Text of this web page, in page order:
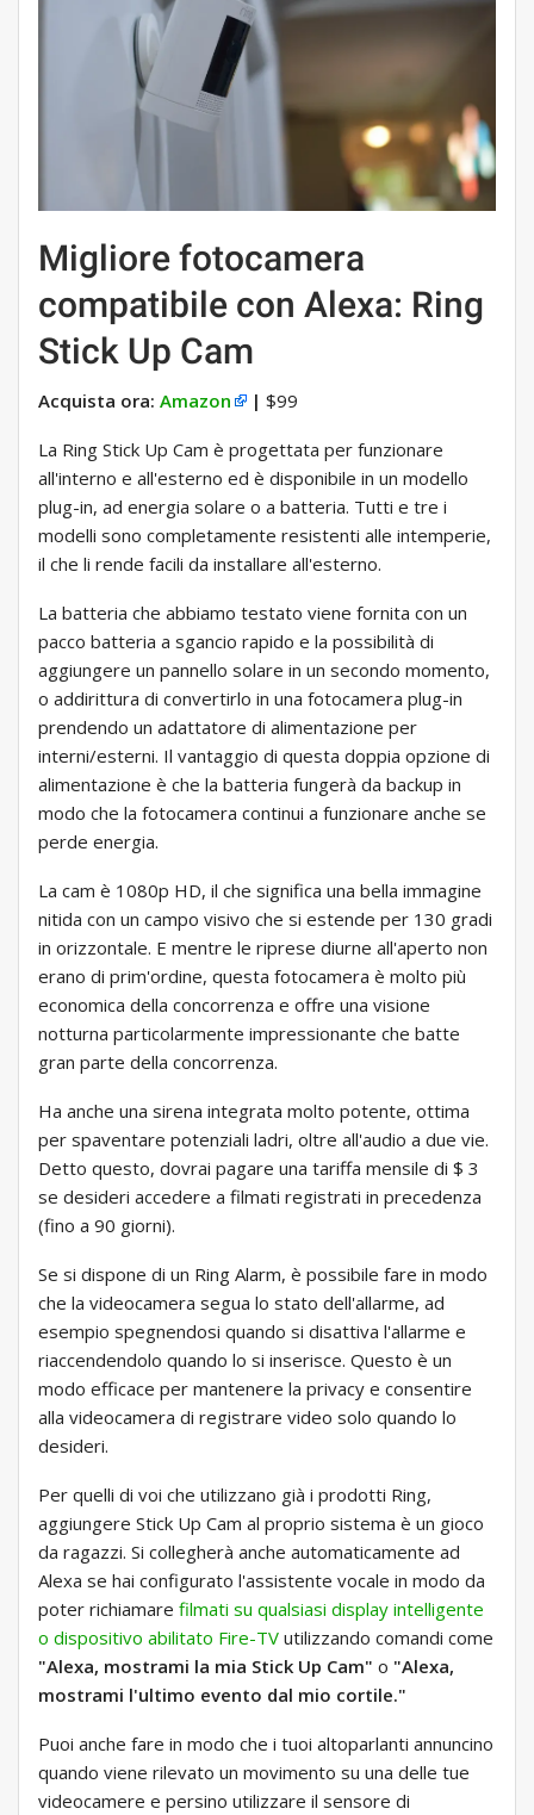
Migliore fotocamera
compatibile con Alexa: Ring
Stick Up Cam
Acquista ora: Amazon | $99
La Ring Stick Up Cam è progettata per funzionare
all'interno e all'esterno ed è disponibile in un modello
plug-in, ad energia solare o a batteria. Tutti e tre i
modelli sono completamente resistenti alle intemperie,
il che li rende facili da installare all'esterno.
La batteria che abbiamo testato viene fornita con un
pacco batteria a sgancio rapido e la possibilità di
aggiungere un pannello solare in un secondo momento,
o addirittura di convertirlo in una fotocamera plug-in
prendendo un adattatore di alimentazione per
interni/esterni. Il vantaggio di questa doppia opzione di
alimentazione è che la batteria fungerà da backup in
modo che la fotocamera continui a funzionare anche se
perde energia.
La cam è 1080p HD, il che significa una bella immagine
nitida con un campo visivo che si estende per 130 gradi
in orizzontale. E mentre le riprese diurne all'aperto non
erano di prim'ordine, questa fotocamera è molto più
economica della concorrenza e offre una visione
notturna particolarmente impressionante che batte
gran parte della concorrenza.
Ha anche una sirena integrata molto potente, ottima
per spaventare potenziali ladri, oltre all'audio a due vie.
Detto questo, dovrai pagare una tariffa mensile di $ 3
se desideri accedere a filmati registrati in precedenza
(fino a 90 giorni).
Se si dispone di un Ring Alarm, è possibile fare in modo
che la videocamera segua lo stato dell'allarme, ad
esempio spegnendosi quando si disattiva l'allarme e
riaccendendolo quando lo si inserisce. Questo è un
modo efficace per mantenere la privacy e consentire
alla videocamera di registrare video solo quando lo
desideri.
Per quelli di voi che utilizzano già i prodotti Ring,
aggiungere Stick Up Cam al proprio sistema è un gioco
da ragazzi. Si collegherà anche automaticamente ad
Alexa se hai configurato l'assistente vocale in modo da
poter richiamare filmati su qualsiasi display intelligente
o dispositivo abilitato Fire-TV utilizzando comandi come
"Alexa, mostrami la mia Stick Up Cam" o "Alexa,
mostrami l'ultimo evento dal mio cortile."
Puoi anche fare in modo che i tuoi altoparlanti annuncino
quando viene rilevato un movimento su una delle tue
videocamere e persino utilizzare il sensore di